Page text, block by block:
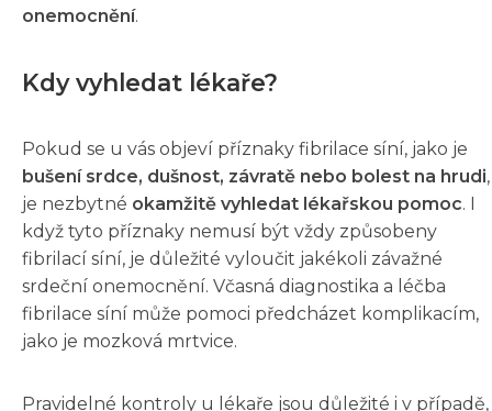
onemocnění.
Kdy vyhledat lékaře?
Pokud se u vás objeví příznaky fibrilace síní, jako je
bušení srdce, dušnost, závratě nebo bolest na hrudi,
je nezbytné okamžitě vyhledat lékařskou pomoc. I
když tyto příznaky nemusí být vždy způsobeny
fibrilací síní, je důležité vyloučit jakékoli závažné
srdeční onemocnění. Včasná diagnostika a léčba
fibrilace síní může pomoci předcházet komplikacím,
jako je mozková mrtvice.
Pravidelné kontroly u lékaře jsou důležité i v případě,